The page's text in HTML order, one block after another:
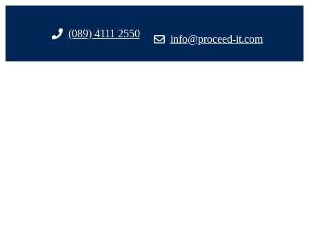
(089) 4111 2550 info@proceed-it.com